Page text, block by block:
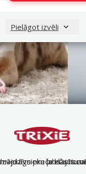
Pielāgot izvēli
preču
preču klāsts
labsajūtu